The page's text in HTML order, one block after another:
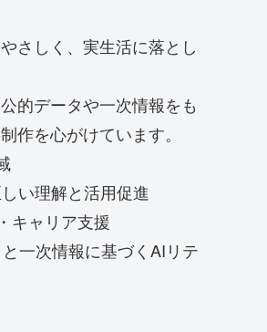
さしく、実生活に落とし
的データや一次情報をも
作を心がけています。
い理解と活用促進
キャリア支援
一次情報に基づくAIリテ